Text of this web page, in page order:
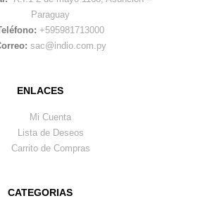
Paraguay
+595981713000
sac@indio.com.py
ENLACES
Mi Cuenta
Lista de Deseos
Carrito de Compras
CATEGORIAS